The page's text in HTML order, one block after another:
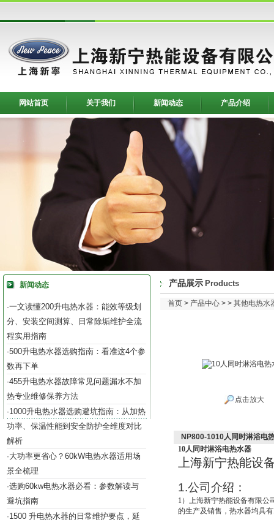
网站首页 关于我们 新闻动态 产品介绍
新闻动态
·一文读懂200升电热水器：能效等级划
分、安装空间测算、日常除垢维护全流
程实用指南
·500升电热水器选购指南：看准这4个参
数再下单
·455升电热水器故障常见问题漏水不加
热专业维修保养方法
·1000升电热水器选购避坑指南：从加热
功率、保温性能到安全防护全维度对比
解析
·大功率更省心？60kW电热水器适用场
景全梳理
·选购60kw电热水器必看：参数解读与
避坑指南
·1500 升电热水器的日常维护要点，延
产品展示 Products
首页 > 产品中心 > > 其他电热水
点击放大
NP800-1010人同时淋浴电
10人同时淋浴电热水器
上海新宁热能设
1.公司介绍：
1 ）上海新宁热能设备有限公
的生产及销售，热水器均具